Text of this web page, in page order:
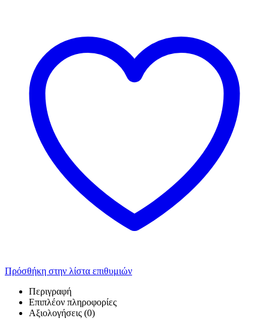
Πρόσθήκη στην λίστα επιθυμιών
Περιγραφή
Επιπλέον πληροφορίες
Αξιολογήσεις (0)